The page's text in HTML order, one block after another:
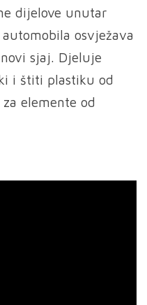
dijelove unutar
osvježava
sjaj. Djeluje
i štiti plastiku od
elemente od